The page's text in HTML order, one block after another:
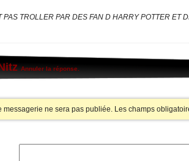
PAS TROLLER PAR DES FAN D HARRY POTTER ET
Annuler la réponse.
messagerie ne sera pas publiée. Les champs